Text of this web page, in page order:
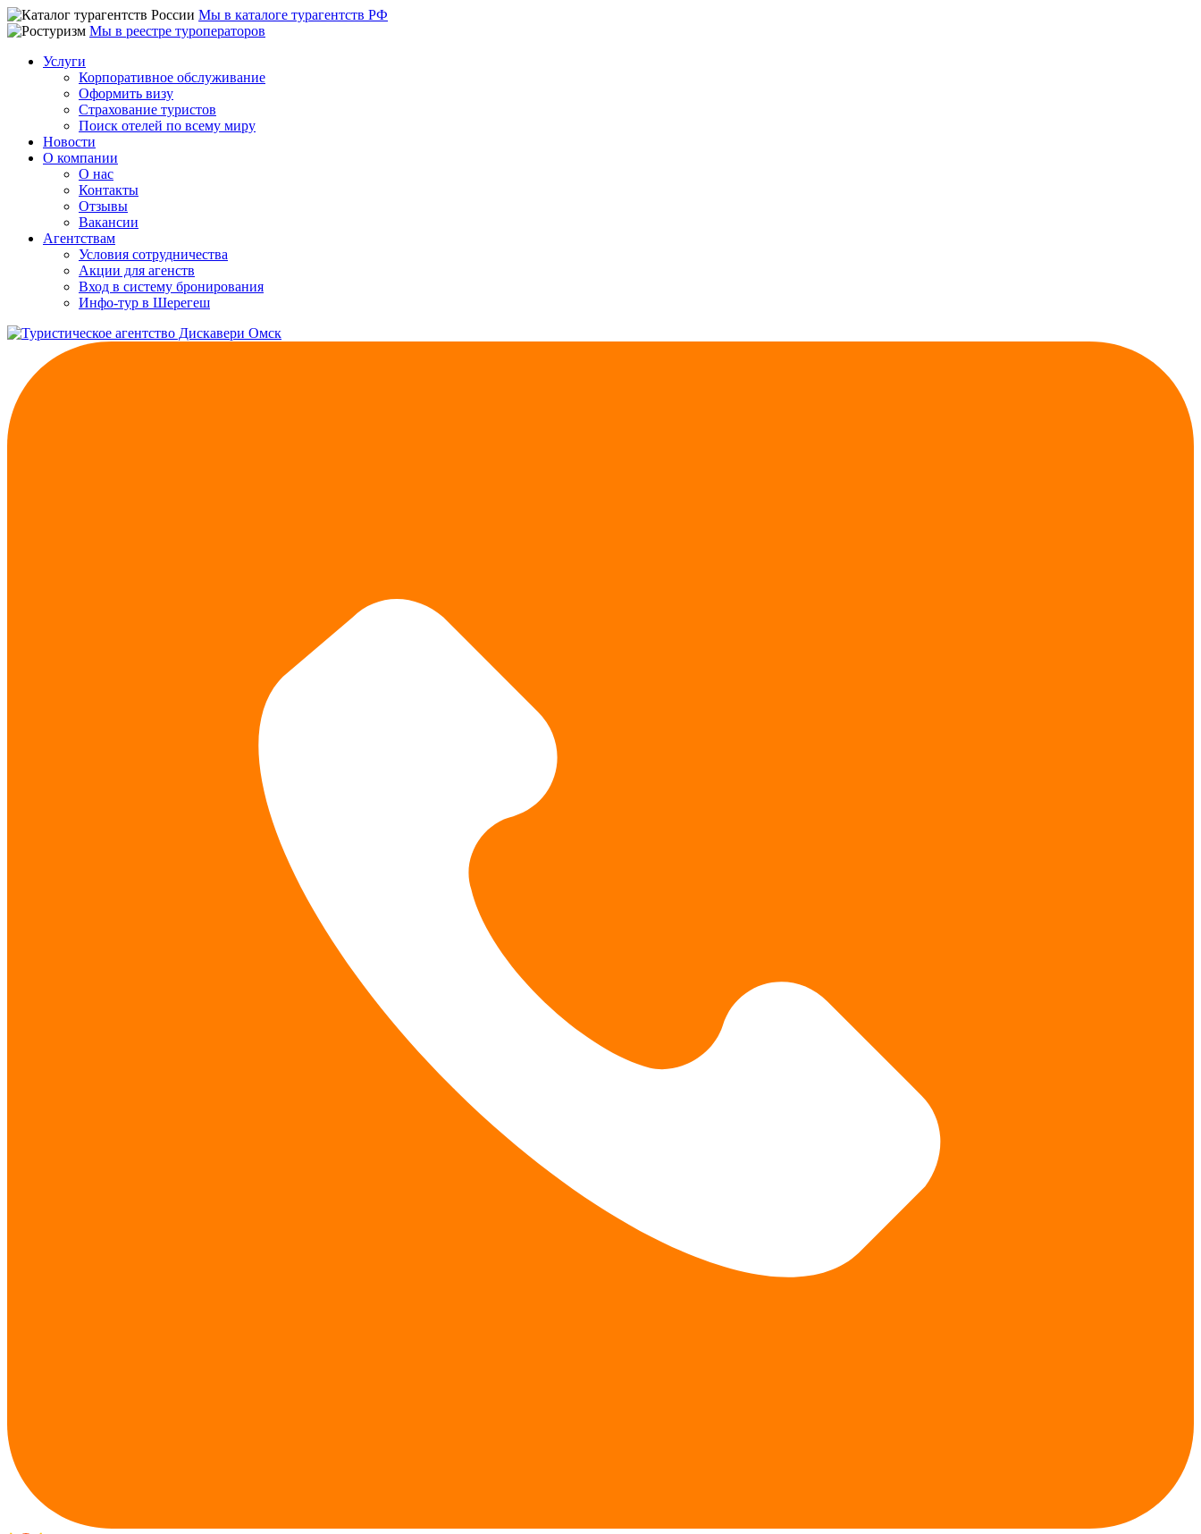
Мы в каталоге турагентств РФ
Мы в реестре туроператоров
Услуги
Корпоративное обслуживание
Оформить визу
Страхование туристов
Поиск отелей по всему миру
Новости
О компании
О нас
Контакты
Отзывы
Вакансии
Агентствам
Условия сотрудничества
Акции для агенств
Вход в систему бронирования
Инфо-тур в Шерегеш